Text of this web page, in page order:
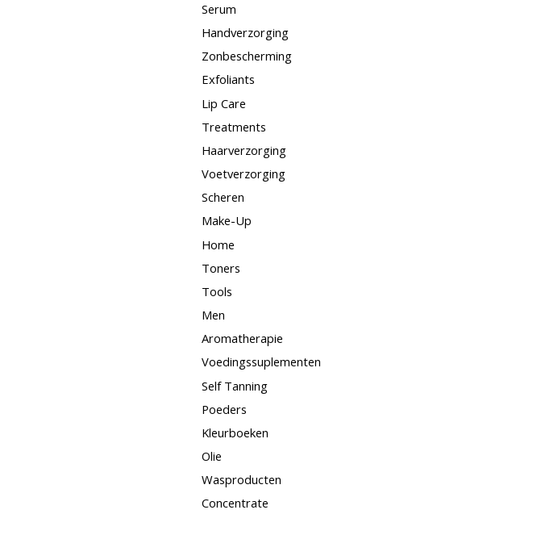
Serum
Handverzorging
Zonbescherming
Exfoliants
Lip Care
Treatments
Haarverzorging
Voetverzorging
Scheren
Make-Up
Home
Toners
Tools
Men
Aromatherapie
Voedingssuplementen
Self Tanning
Poeders
Kleurboeken
Olie
Wasproducten
Concentrate